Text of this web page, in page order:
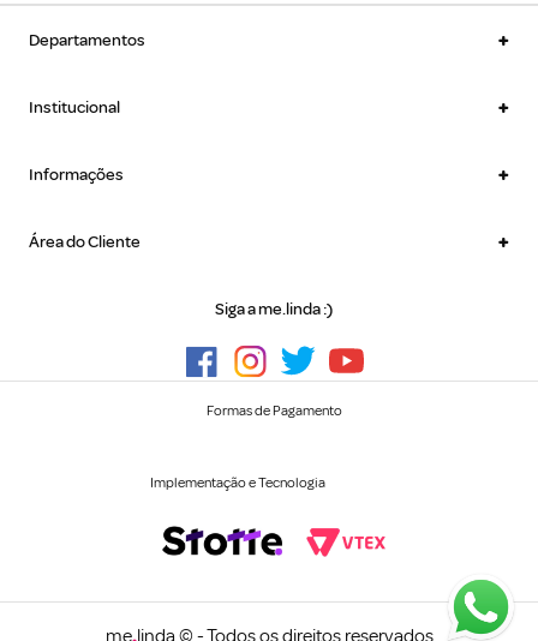
Departamentos +
Institucional +
Informações +
Área do Cliente +
Siga a me.linda :)
Formas de Pagamento
Implementação e Tecnologia
me.linda © - Todos os direitos reservados